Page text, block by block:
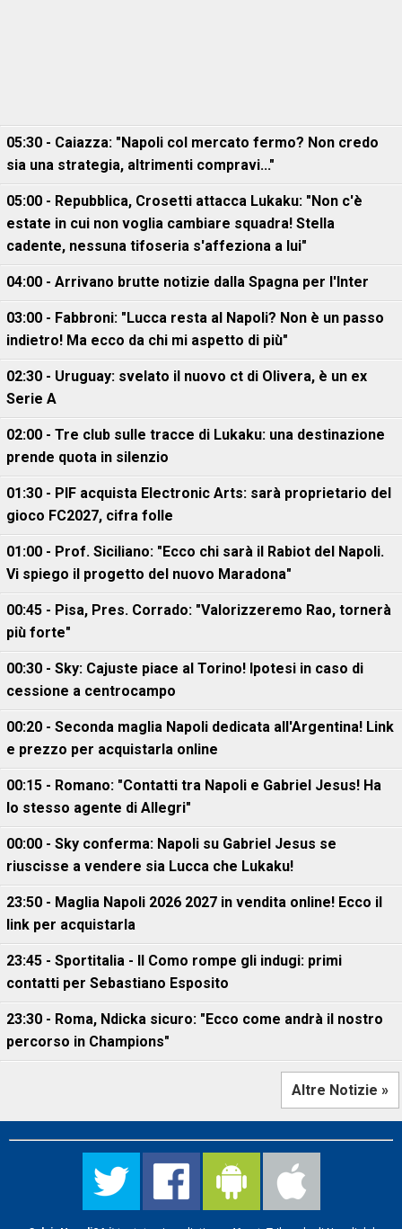
05:30 - Caiazza: "Napoli col mercato fermo? Non credo
sia una strategia, altrimenti compravi..."
05:00 - Repubblica, Crosetti attacca Lukaku: "Non c'è
estate in cui non voglia cambiare squadra! Stella
cadente, nessuna tifoseria s'affeziona a lui"
04:00 - Arrivano brutte notizie dalla Spagna per l'Inter
03:00 - Fabbroni: "Lucca resta al Napoli? Non è un passo
indietro! Ma ecco da chi mi aspetto di più"
02:30 - Uruguay: svelato il nuovo ct di Olivera, è un ex
Serie A
02:00 - Tre club sulle tracce di Lukaku: una destinazione
prende quota in silenzio
01:30 - PIF acquista Electronic Arts: sarà proprietario del
gioco FC2027, cifra folle
01:00 - Prof. Siciliano: "Ecco chi sarà il Rabiot del Napoli.
Vi spiego il progetto del nuovo Maradona"
00:45 - Pisa, Pres. Corrado: "Valorizzeremo Rao, tornerà
più forte"
00:30 - Sky: Cajuste piace al Torino! Ipotesi in caso di
cessione a centrocampo
00:20 - Seconda maglia Napoli dedicata all'Argentina! Link
e prezzo per acquistarla online
00:15 - Romano: "Contatti tra Napoli e Gabriel Jesus! Ha
lo stesso agente di Allegri"
00:00 - Sky conferma: Napoli su Gabriel Jesus se
riuscisse a vendere sia Lucca che Lukaku!
23:50 - Maglia Napoli 2026 2027 in vendita online! Ecco il
link per acquistarla
23:45 - Sportitalia - Il Como rompe gli indugi: primi
contatti per Sebastiano Esposito
23:30 - Roma, Ndicka sicuro: "Ecco come andrà il nostro
percorso in Champions"
Altre Notizie »